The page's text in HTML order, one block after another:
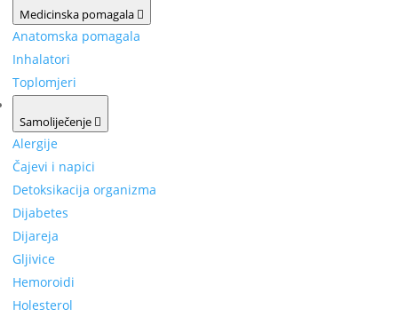
Medicinska pomagala
Anatomska pomagala
Inhalatori
Toplomjeri
Samoliječenje
Alergije
Čajevi i napici
Detoksikacija organizma
Dijabetes
Dijareja
Gljivice
Hemoroidi
Holesterol